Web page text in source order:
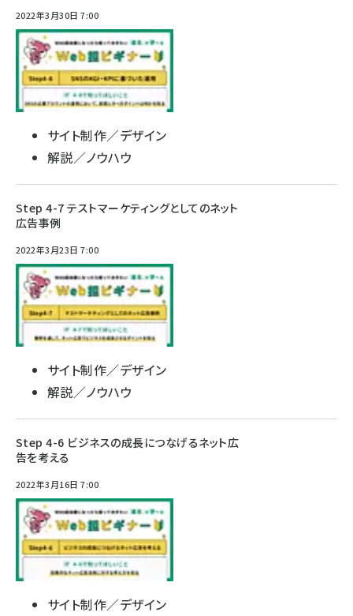
2022年3月30日 7:00
サイト制作／デザイン
解説／ノウハウ
Step 4-7 テストマーケティングとしてのネット
広告事例
2022年3月23日 7:00
サイト制作／デザイン
解説／ノウハウ
Step 4-6 ビジネスの成長につなげるネット広
告を考える
2022年3月16日 7:00
サイト制作／デザイン